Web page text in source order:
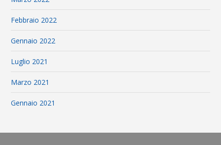
Febbraio 2022
Gennaio 2022
Luglio 2021
Marzo 2021
Gennaio 2021